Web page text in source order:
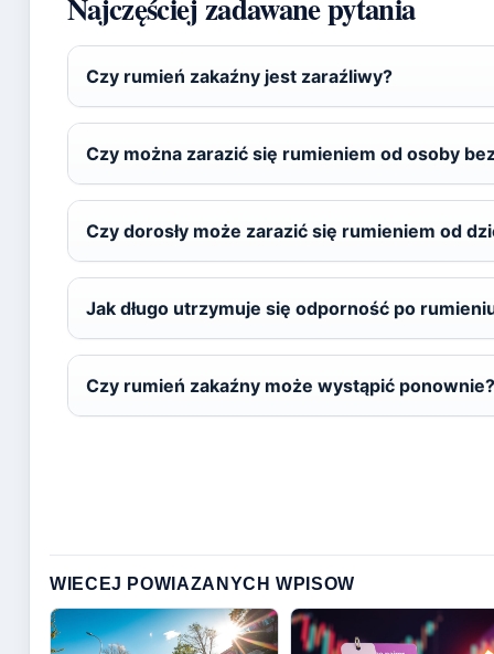
Czy rumień zakaźny jest zaraźliwy?
Czy można zarazić się rumieniem od osoby
Czy dorosły może zarazić się rumieniem od
Jak długo utrzymuje się odporność po
Czy rumień zakaźny może wystąpić ponownie?
WIECEJ POWIAZANYCH WPISOW